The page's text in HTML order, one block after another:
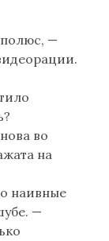
—
во
на
наивные
—